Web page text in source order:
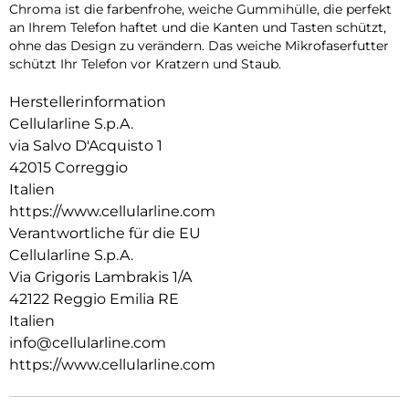
Chroma ist die farbenfrohe, weiche Gummihülle, die perfekt
an Ihrem Telefon haftet und die Kanten und Tasten schützt,
ohne das Design zu verändern. Das weiche Mikrofaserfutter
schützt Ihr Telefon vor Kratzern und Staub.
Herstellerinformation
Cellularline S.p.A.
via Salvo D'Acquisto 1
42015 Correggio
Italien
https://www.cellularline.com
Verantwortliche für die EU
Cellularline S.p.A.
Via Grigoris Lambrakis 1/A
42122 Reggio Emilia RE
Italien
info@cellularline.com
https://www.cellularline.com